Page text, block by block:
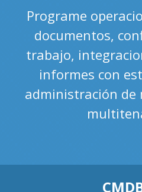
Programe
documentos,
trabajo,
informes con
administración de